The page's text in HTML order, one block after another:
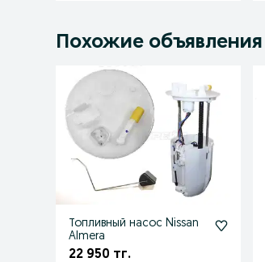
Похожие объявления
Топливный насос Nissan
Almera
22 950 тг.